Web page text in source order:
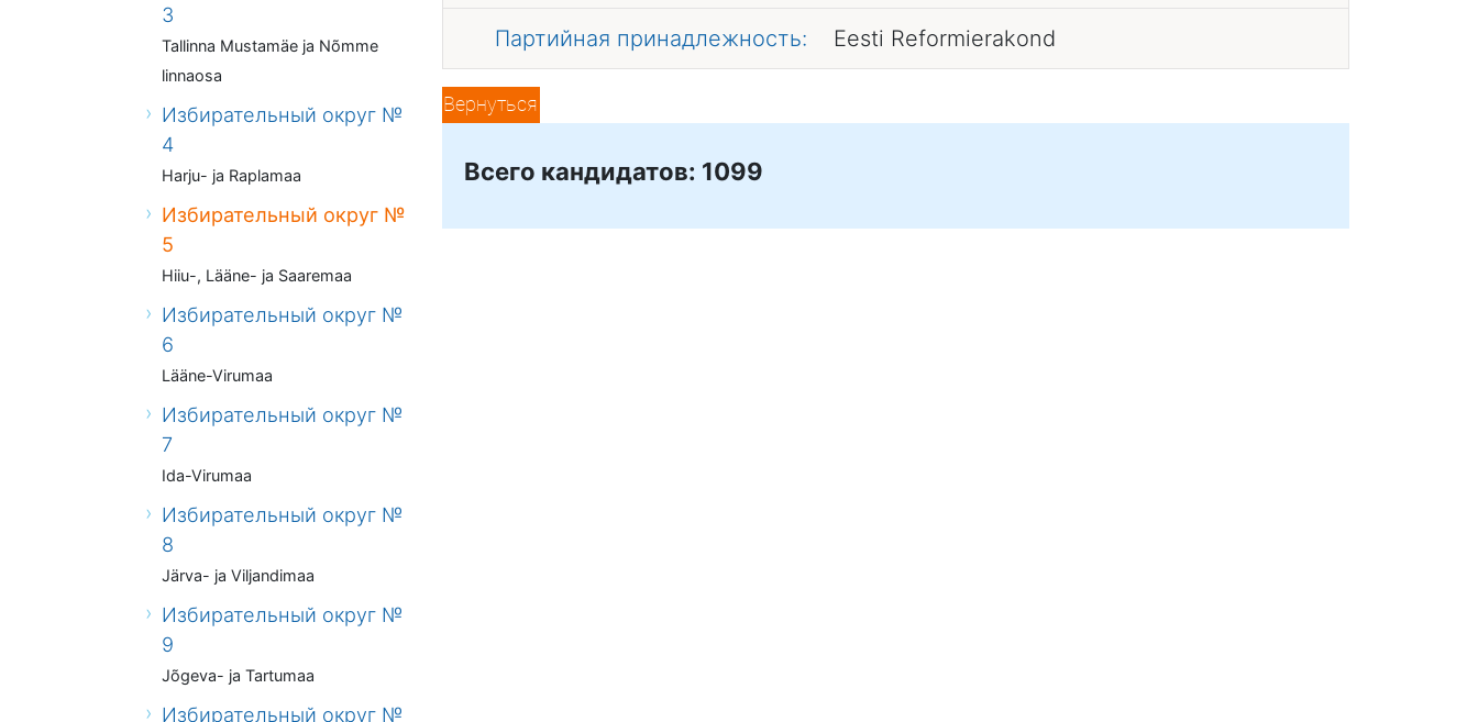
3
Tallinna Mustamäe ja Nõmme
linnaosa
Избирательный округ №
4
Harju- ja Raplamaa
Избирательный округ №
5
Hiiu-, Lääne- ja Saaremaa
Избирательный округ №
6
Lääne-Virumaa
Избирательный округ №
7
Ida-Virumaa
Избирательный округ №
8
Järva- ja Viljandimaa
Избирательный округ №
9
Jõgeva- ja Tartumaa
Избирательный округ №
Партийная принадлежность: Eesti Reformierakond
Вернуться
Всего кандидатов: 1099